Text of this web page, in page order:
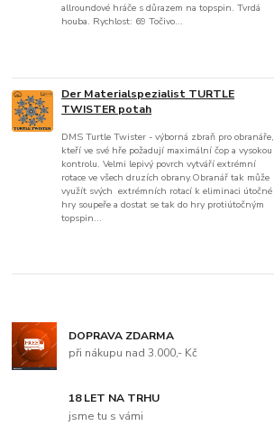
allroundové hráče s důrazem na topspin. Tvrdá
houba. Rychlost: 69 Točivo...
Der Materialspezialist TURTLE
TWISTER potah
DMS Turtle Twister - výborná zbraň pro obranáře,
kteří ve své hře požadují maximální čop a vysokou
kontrolu. Velmi lepivý povrch vytváří extrémní
rotace ve všech druzích obrany.Obranář tak může
využít svých extrémních rotací k eliminaci útočné
hry soupeře a dostat se tak do hry protiútočným
topspin...
DOPRAVA ZDARMA
při nákupu nad 3.000,- Kč
18 LET NA TRHU
jsme tu s vámi